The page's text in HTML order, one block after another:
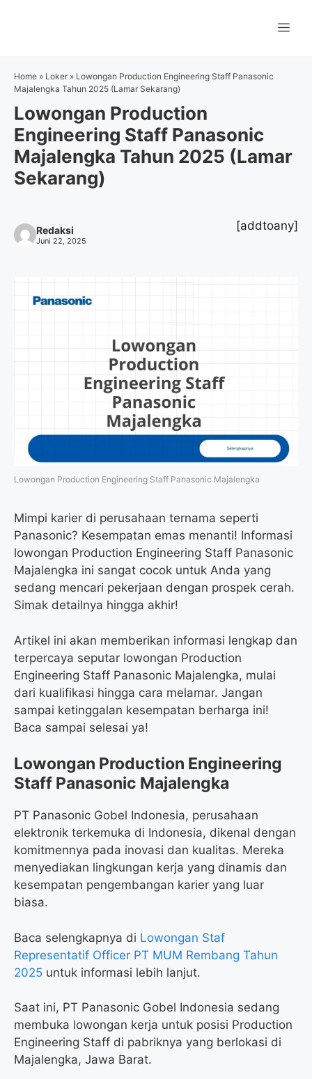
Home » Loker » Lowongan Production Engineering Staff Panasonic
Majalengka Tahun 2025 (Lamar Sekarang)
Lowongan Production
Engineering Staff Panasonic
Majalengka Tahun 2025 (Lamar
Sekarang)
Redaksi
Juni 22, 2025
[addtoany]
Lowongan Production Engineering Staff Panasonic Majalengka
Mimpi karier di perusahaan ternama seperti
Panasonic? Kesempatan emas menanti! Informasi
lowongan Production Engineering Staff Panasonic
Majalengka ini sangat cocok untuk Anda yang
sedang mencari pekerjaan dengan prospek cerah.
Simak detailnya hingga akhir!
Artikel ini akan memberikan informasi lengkap dan
terpercaya seputar lowongan Production
Engineering Staff Panasonic Majalengka, mulai
dari kualifikasi hingga cara melamar. Jangan
sampai ketinggalan kesempatan berharga ini!
Baca sampai selesai ya!
Lowongan Production Engineering
Staff Panasonic Majalengka
PT Panasonic Gobel Indonesia, perusahaan
elektronik terkemuka di Indonesia, dikenal dengan
komitmennya pada inovasi dan kualitas. Mereka
menyediakan lingkungan kerja yang dinamis dan
kesempatan pengembangan karier yang luar
biasa.
Baca selengkapnya di Lowongan Staf
Representatif Officer PT MUM Rembang Tahun
2025 untuk informasi lebih lanjut.
Saat ini, PT Panasonic Gobel Indonesia sedang
membuka lowongan kerja untuk posisi Production
Engineering Staff di pabriknya yang berlokasi di
Majalengka, Jawa Barat.